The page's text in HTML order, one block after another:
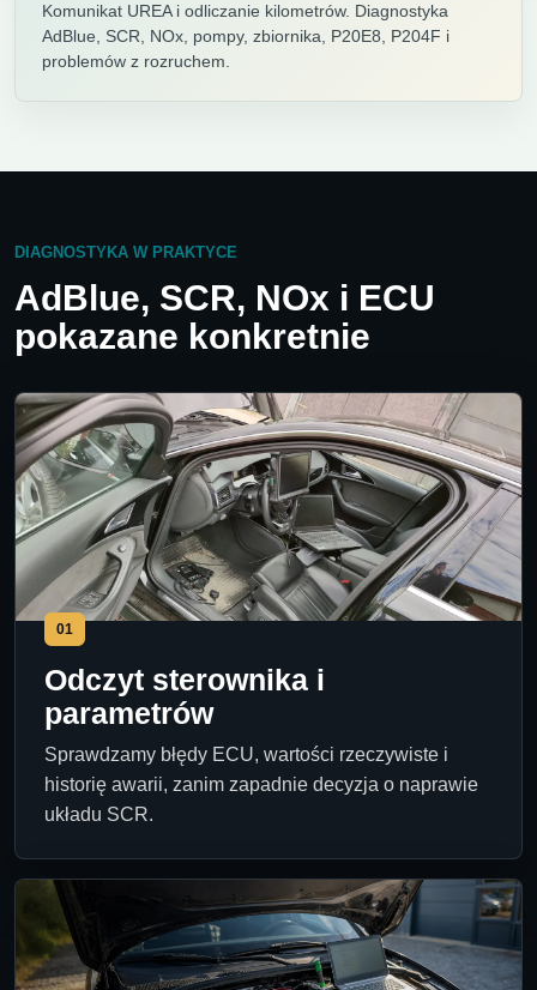
Komunikat UREA i odliczanie kilometrów. Diagnostyka
AdBlue, SCR, NOx, pompy, zbiornika, P20E8, P204F i
problemów z rozruchem.
DIAGNOSTYKA W PRAKTYCE
AdBlue, SCR, NOx i ECU
pokazane konkretnie
01
Odczyt sterownika i
parametrów
Sprawdzamy błędy ECU, wartości rzeczywiste i
historię awarii, zanim zapadnie decyzja o naprawie
układu SCR.